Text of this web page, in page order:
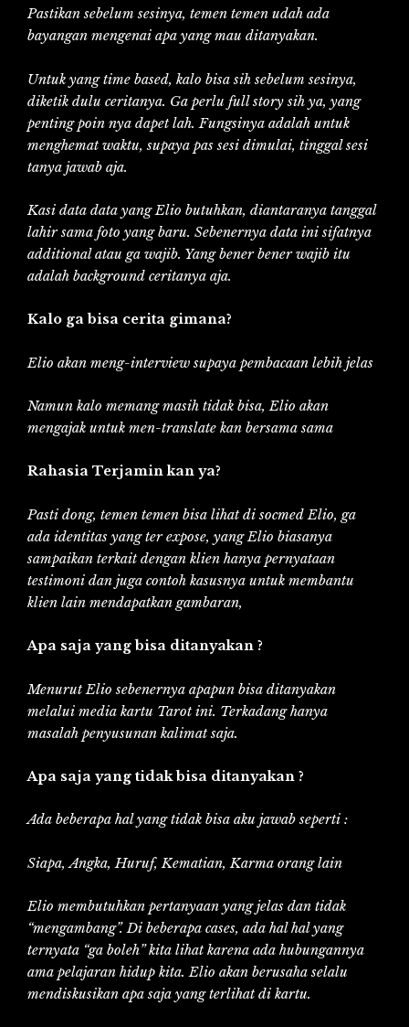
Pastikan sebelum sesinya, temen temen udah ada
bayangan mengenai apa yang mau ditanyakan.
Untuk yang time based, kalo bisa sih sebelum sesinya,
diketik dulu ceritanya. Ga perlu full story sih ya, yang
penting poin nya dapet lah. Fungsinya adalah untuk
menghemat waktu, supaya pas sesi dimulai, tinggal sesi
tanya jawab aja.
Kasi data data yang Elio butuhkan, diantaranya tanggal
lahir sama foto yang baru. Sebenernya data ini sifatnya
additional atau ga wajib. Yang bener bener wajib itu
adalah background ceritanya aja.
Kalo ga bisa cerita gimana?
Elio akan meng-interview supaya pembacaan lebih jelas
Namun kalo memang masih tidak bisa, Elio akan
mengajak untuk men-translate kan bersama sama
Rahasia Terjamin kan ya?
Pasti dong, temen temen bisa lihat di socmed Elio, ga
ada identitas yang ter expose, yang Elio biasanya
sampaikan terkait dengan klien hanya pernyataan
testimoni dan juga contoh kasusnya untuk membantu
klien lain mendapatkan gambaran,
Apa saja yang bisa ditanyakan ?
Menurut Elio sebenernya apapun bisa ditanyakan
melalui media kartu Tarot ini. Terkadang hanya
masalah penyusunan kalimat saja.
Apa saja yang tidak bisa ditanyakan ?
Ada beberapa hal yang tidak bisa aku jawab seperti :
Siapa, Angka, Huruf, Kematian, Karma orang lain
Elio membutuhkan pertanyaan yang jelas dan tidak
“mengambang”. Di beberapa cases, ada hal hal yang
ternyata “ga boleh” kita lihat karena ada hubungannya
ama pelajaran hidup kita. Elio akan berusaha selalu
mendiskusikan apa saja yang terlihat di kartu.